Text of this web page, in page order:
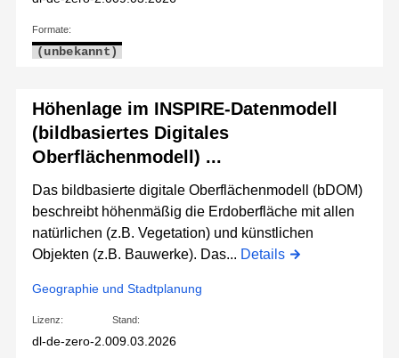
Formate:
(unbekannt)
Höhenlage im INSPIRE-Datenmodell
(bildbasiertes Digitales
Oberflächenmodell) ...
Das bildbasierte digitale Oberflächenmodell (bDOM)
beschreibt höhenmäßig die Erdoberfläche mit allen
natürlichen (z.B. Vegetation) und künstlichen
Objekten (z.B. Bauwerke). Das... Details
Geographie und Stadtplanung
Lizenz:
dl-de-zero-2.0
Stand:
09.03.2026